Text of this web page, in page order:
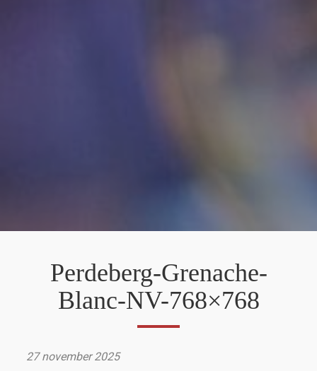
Perdeberg-Grenache-
Blanc-NV-768×768
27 november 2025